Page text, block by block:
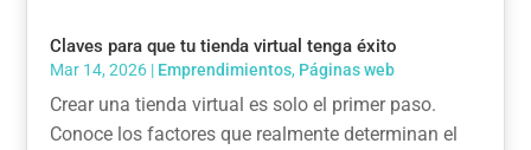
Claves para que tu tienda virtual tenga éxito
Mar 14, 2026 | Emprendimientos, Páginas web
Crear una tienda virtual es solo el primer paso.
Conoce los factores que realmente determinan el